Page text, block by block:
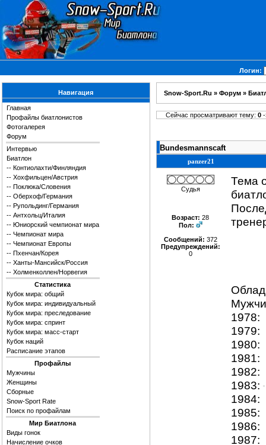
Логин:
Навигация
Главная
Профайлы биатлонистов
Фотогалерея
Форум
Интервью
Биатлон
-- Контиолахти/Финляндия
-- Хохфильцен/Австрия
-- Поклюка/Словения
-- Оберхоф/Германия
-- Рупольдинг/Германия
-- Антхольц/Италия
-- Юниорский чемпионат мира
-- Чемпионат мира
-- Чемпионат Европы
-- Пхенчан/Корея
-- Ханты-Мансийск/Россия
-- Холменколлен/Норвегия
Статистика
Кубок мира: общий
Кубок мира: индивидуальный
Кубок мира: преследование
Кубок мира: спринт
Кубок мира: масс-старт
Кубок наций
Расписание этапов
Профайлы
Мужчины
Женщины
Сборные
Snow-Sport Rate
Поиск по профайлам
Мир Биатлона
Виды гонок
Начисление очков
Snow-Sport.Ru » Форум »
Сейчас просматривают тему: 0
Bundesmannscaft
panzer21
Судья
Возраст: 28
Пол:
Сообщений: 372
Предупреждений:
0
Тема
1978:
1979:
1980:
1981:
1982:
1983:
1984:
1985:
1986:
1987: